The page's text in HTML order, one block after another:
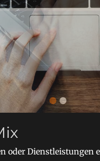
••
oder Dienstleistungen